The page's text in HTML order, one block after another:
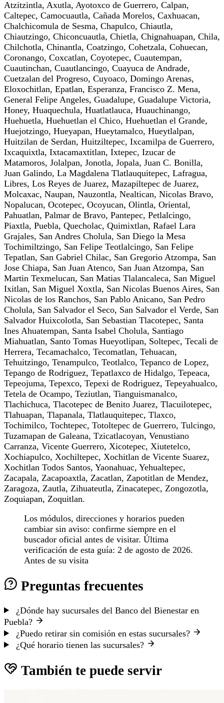
Atzitzintla, Axutla, Ayotoxco de Guerrero, Calpan,
Caltepec, Camocuautla, Cañada Morelos, Caxhuacan,
Chalchicomula de Sesma, Chapulco, Chiautla,
Chiautzingo, Chiconcuautla, Chietla, Chignahuapan, Chila,
Chilchotla, Chinantla, Coatzingo, Cohetzala, Cohuecan,
Coronango, Coxcatlan, Coyotepec, Cuautempan,
Cuautinchan, Cuautlancingo, Cuayuca de Andrade,
Cuetzalan del Progreso, Cuyoaco, Domingo Arenas,
Eloxochitlan, Epatlan, Esperanza, Francisco Z. Mena,
General Felipe Angeles, Guadalupe, Guadalupe Victoria,
Honey, Huaquechula, Huatlatlauca, Huauchinango,
Huehuetla, Huehuetlan el Chico, Huehuetlan el Grande,
Huejotzingo, Hueyapan, Hueytamalco, Hueytlalpan,
Huitzilan de Serdan, Huitziltepec, Ixcamilpa de Guerrero,
Ixcaquixtla, Ixtacamaxtitlan, Ixtepec, Izucar de
Matamoros, Jolalpan, Jonotla, Jopala, Juan C. Bonilla,
Juan Galindo, La Magdalena Tlatlauquitepec, Lafragua,
Libres, Los Reyes de Juarez, Mazapiltepec de Juarez,
Molcaxac, Naupan, Nauzontla, Nealtican, Nicolas Bravo,
Nopalucan, Ocotepec, Ocoyucan, Olintla, Oriental,
Pahuatlan, Palmar de Bravo, Pantepec, Petlalcingo,
Piaxtla, Puebla, Quecholac, Quimixtlan, Rafael Lara
Grajales, San Andres Cholula, San Diego la Mesa
Tochimiltzingo, San Felipe Teotlalcingo, San Felipe
Tepatlan, San Gabriel Chilac, San Gregorio Atzompa, San
Jose Chiapa, San Juan Atenco, San Juan Atzompa, San
Martin Texmelucan, San Matias Tlalancaleca, San Miguel
Ixitlan, San Miguel Xoxtla, San Nicolas Buenos Aires, San
Nicolas de los Ranchos, San Pablo Anicano, San Pedro
Cholula, San Salvador el Seco, San Salvador el Verde, San
Salvador Huixcolotla, San Sebastian Tlacotepec, Santa
Ines Ahuatempan, Santa Isabel Cholula, Santiago
Miahuatlan, Santo Tomas Hueyotlipan, Soltepec, Tecali de
Herrera, Tecamachalco, Tecomatlan, Tehuacan,
Tehuitzingo, Tenampulco, Teotlalco, Tepanco de Lopez,
Tepango de Rodriguez, Tepatlaxco de Hidalgo, Tepeaca,
Tepeojuma, Tepexco, Tepexi de Rodriguez, Tepeyahualco,
Tetela de Ocampo, Teziutlan, Tianguismanalco,
Tlachichuca, Tlacotepec de Benito Juarez, Tlacuilotepec,
Tlahuapan, Tlapanala, Tlatlauquitepec, Tlaxco,
Tochimilco, Tochtepec, Totoltepec de Guerrero, Tulcingo,
Tuzamapan de Galeana, Tzicatlacoyan, Venustiano
Carranza, Vicente Guerrero, Xicotepec, Xiutetelco,
Xochiapulco, Xochiltepec, Xochitlan de Vicente Suarez,
Xochitlan Todos Santos, Yaonahuac, Yehualtepec,
Zacapala, Zacapoaxtla, Zacatlan, Zapotitlan de Mendez,
Zaragoza, Zautla, Zihuateutla, Zinacatepec, Zongozotla,
Zoquiapan, Zoquitlan.
Los módulos, direcciones y horarios pueden
cambiar sin aviso: confirme siempre en el
buscador oficial antes de visitar. Última
verificación de esta guía: 2 de agosto de 2026.
Antes de su visita
Preguntas frecuentes
¿Dónde hay sucursales del Banco del Bienestar en
Puebla?
¿Puedo retirar sin comisión en estas sucursales?
¿Qué horario tienen las sucursales?
También te puede servir